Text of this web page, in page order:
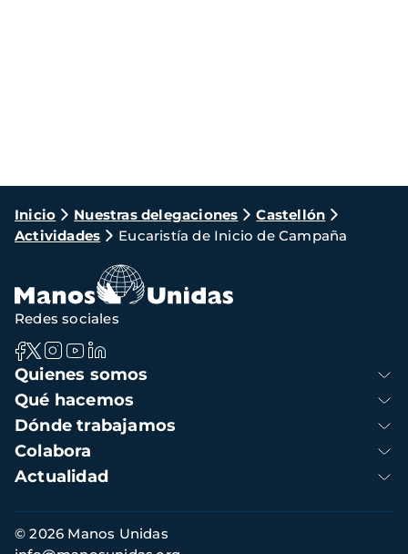
Ruta
de
navegación
Inicio Nuestras delegaciones
Castellón
Actividades
Eucaristía de Inicio de Campaña
Navegación
principal
Quienes somos
Qué hacemos
Dónde trabajamos
Colabora
Actualidad
Redes sociales
Información
de
© 2026 Manos Unidas